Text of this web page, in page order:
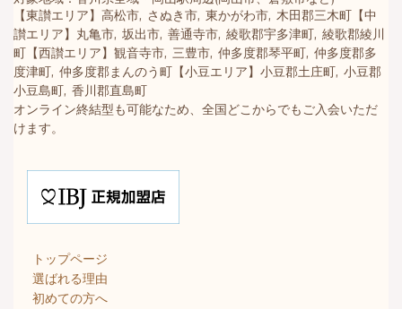
【東讃エリア】高松市, さぬき市, 東かがわ市, 木田郡三木町【中
讃エリア】丸亀市, 坂出市, 善通寺市, 綾歌郡宇多津町, 綾歌郡綾川
町【西讃エリア】観音寺市, 三豊市, 仲多度郡琴平町, 仲多度郡多
度津町, 仲多度郡まんのう町【小豆エリア】小豆郡土庄町, 小豆郡
小豆島町, 香川郡直島町
オンライン終結型も可能なため、全国どこからでもご入会いただ
けます。
トップページ
選ばれる理由
初めての方へ